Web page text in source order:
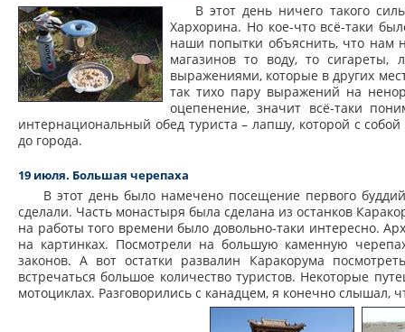
В этот день ничего такого
Хархорина. Но кое-что всё-таки
наши попытки объяснить, что нам
магазинов то воду, то сигареты,
выражениями, которые в других
так тихо пару выражений на
оцепенение, значит всё-таки
интернациональный обед туриста – лапшу, которой с
до города.
19 июля. Большая черепаха
В этот день было намечено посещение первого
сделали. Часть монастыря была сделана из останков
на работы того времени было довольно-таки интересно.
на картинках. Посмотрели на большую каменную
законов. А вот остатки развалин Каракорума
встречаться большое количество туристов. Некоторые
мотоциклах. Разговорились с канадцем, я конечно слышал,